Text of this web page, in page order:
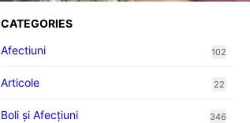
CATEGORIES
Afectiuni
102
Articole 22
Boli și Afecțiuni 346